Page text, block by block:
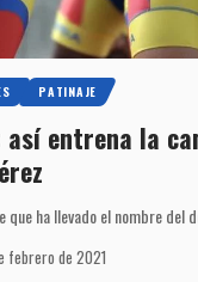
PATINAJE
así entrena la
que ha llevado el nombre del
febrero de 2021